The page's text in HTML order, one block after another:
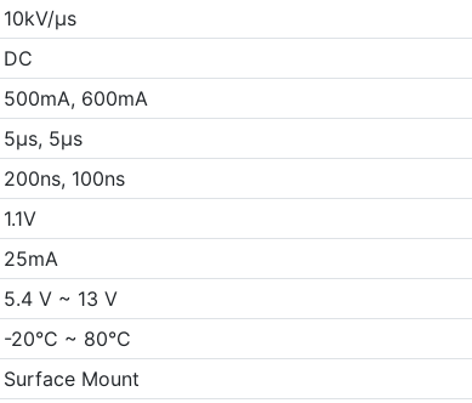
10kV/µs
DC
500mA, 600mA
5µs, 5µs
200ns, 100ns
1.1V
25mA
5.4 V ~ 13 V
-20°C ~ 80°C
Surface Mount